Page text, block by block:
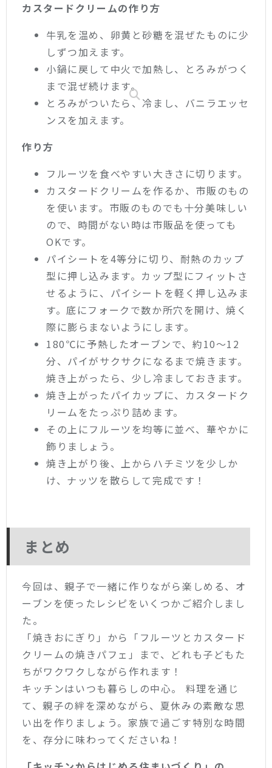
カスタードクリームの作り方
牛乳を温め、卵黄と砂糖を混ぜたものに少
しずつ加えます。
小鍋に戻して中火で加熱し、とろみがつく
まで混ぜ続けます。
とろみがついたら、冷まし、バニラエッセ
ンスを加えます。
作り方
フルーツを食べやすい大きさに切ります。
カスタードクリームを作るか、市販のもの
を使います。市販のものでも十分美味しい
ので、時間がない時は市販品を使っても
OKです。
パイシートを4等分に切り、耐熱のカップ
型に押し込みます。カップ型にフィットさ
せるように、パイシートを軽く押し込みま
す。底にフォークで数か所穴を開け、焼く
際に膨らまないようにします。
180℃に予熱したオーブンで、約10〜12
分、パイがサクサクになるまで焼きます。
焼き上がったら、少し冷ましておきます。
焼き上がったパイカップに、カスタードク
リームをたっぷり詰めます。
その上にフルーツを均等に並べ、華やかに
飾りましょう。
焼き上がり後、上からハチミツを少しか
け、ナッツを散らして完成です！
まとめ
今回は、親子で一緒に作りながら楽しめる、オ
ーブンを使ったレシピをいくつかご紹介しまし
た。
「焼きおにぎり」から「フルーツとカスタード
クリームの焼きパフェ」まで、どれも子どもた
ちがワクワクしながら作れます！
キッチンはいつも暮らしの中心。 料理を通じ
て、親子の絆を深めながら、夏休みの素敵な思
い出を作りましょう。家族で過ごす特別な時間
を、存分に味わってくださいね！